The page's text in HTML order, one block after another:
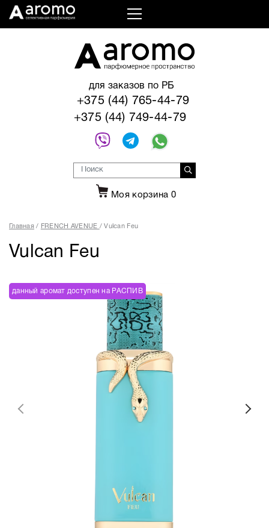
для заказов по РБ
+375 (44) 765-44-79
+375 (44) 749-44-79
Моя корзина 0
Главная FRENCH AVENUE Vulcan Feu
Vulcan Feu
данный аромат доступен на РАСПИВ